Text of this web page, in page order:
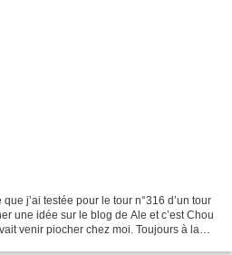
j’ai testée pour le tour n°316 d’un tour
une idée sur le blog de Ale et c’est Chou
venir piocher chez moi. Toujours à la